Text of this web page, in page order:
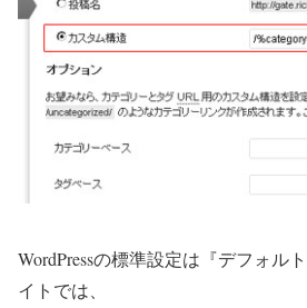
WordPressの標準設定は『デフォル
イトでは、